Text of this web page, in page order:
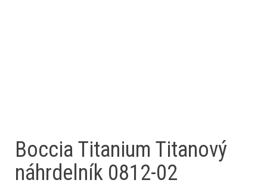
Boccia Titanium Titanový
náhrdelník 0812-02